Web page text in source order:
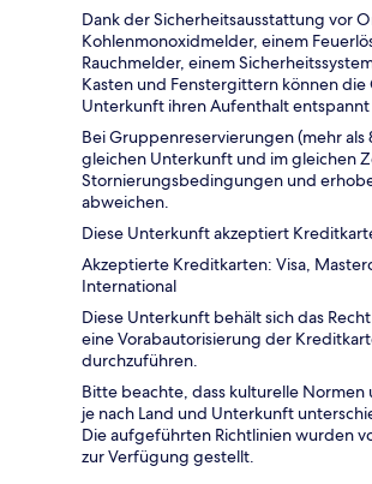
Dank der Sicherheitsausstattung vor
Kohlenmonoxidmelder, einem
Rauchmelder, einem
Kasten und Fenstergittern können die
Unterkunft ihren Aufenthalt
Bei Gruppenreservierungen (mehr als
gleichen Unterkunft und im gleichen
Stornierungsbedingungen und
abweichen.
Diese Unterkunft akzeptiert
Akzeptierte Kreditkarten: Visa,
International
Diese Unterkunft behält sich das
eine Vorabautorisierung der
durchzuführen.
Bitte beachte, dass kulturelle Normen
je nach Land und Unterkunft
Die aufgeführten Richtlinien wurden
zur Verfügung gestellt.